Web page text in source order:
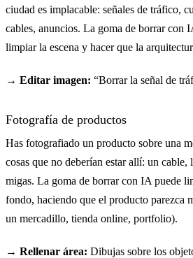
ciudad es implacable: señales de tráfico,
cables, anuncios. La goma de borrar con
limpiar la escena y hacer que la
→ Editar imagen: “Borrar la señal de
Fotografía de productos
Has fotografiado un producto sobre una
cosas que no deberían estar allí: un cable,
migas. La goma de borrar con IA puede
fondo, haciendo que el producto parezca
un mercadillo, tienda online, portfolio).
→ Rellenar área: Dibujas sobre los